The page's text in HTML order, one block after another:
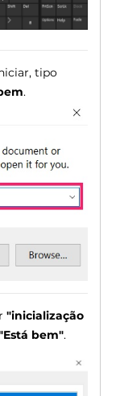
tipo
.
"inicialização
bem".